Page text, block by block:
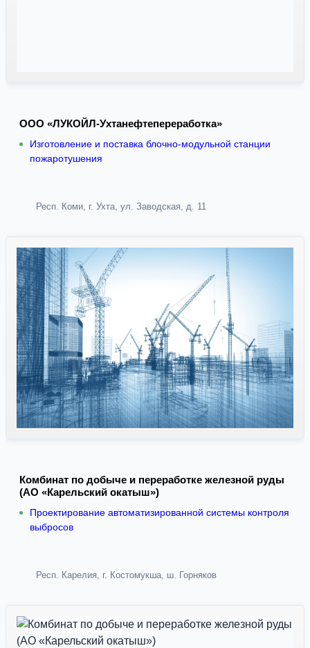
ООО «ЛУКОЙЛ-Ухтанефтепереработка»
Изготовление и поставка блочно-модульной станции
пожаротушения
Респ. Коми, г. Ухта, ул. Заводская, д. 11
Комбинат по добыче и переработке железной руды
(АО «Карельский окатыш»)
Проектирование автоматизированной системы контроля
выбросов
Респ. Карелия, г. Костомукша, ш. Горняков